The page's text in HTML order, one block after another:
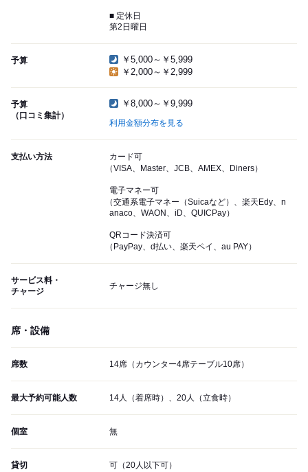
■ 定休日
第2日曜日
予算
￥5,000～￥5,999
￥2,000～￥2,999
予算
（口コミ集計）
￥8,000～￥9,999
利用金額分布を見る
支払い方法
カード可
（VISA、Master、JCB、AMEX、Diners）
電子マネー可
（交通系電子マネー（Suicaなど）、楽天Edy、n
anaco、WAON、iD、QUICPay）
QRコード決済可
（PayPay、d払い、楽天ペイ、au PAY）
サービス料・
チャージ
チャージ無し
席・設備
席数 14席（カウンター4席テーブル10席）
最大予約可能人数 14人（着席時）、20人（立食時）
個室 無
貸切 可（20人以下可）